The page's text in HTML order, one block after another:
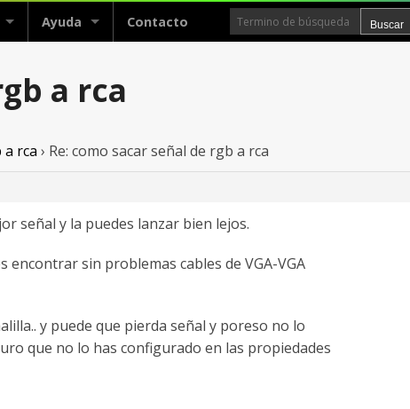
Ayuda Contacto
a rca
a rca › Re: como sacar señal de rgb a rca
señal y la puedes lanzar bien lejos.
encontrar sin problemas cables de VGA-VGA
y puede que pierda señal y poreso no lo
que no lo has configurado en las propiedades